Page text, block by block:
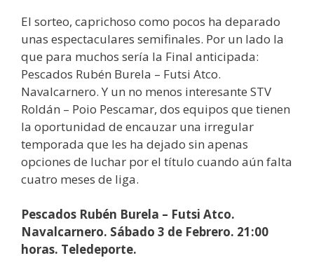
El sorteo, caprichoso como pocos ha deparado
unas espectaculares semifinales. Por un lado la
que para muchos sería la Final anticipada:
Pescados Rubén Burela – Futsi Atco.
Navalcarnero. Y un no menos interesante STV
Roldán – Poio Pescamar, dos equipos que tienen
la oportunidad de encauzar una irregular
temporada que les ha dejado sin apenas
opciones de luchar por el título cuando aún falta
cuatro meses de liga.
Pescados Rubén Burela – Futsi Atco.
Navalcarnero. Sábado 3 de Febrero. 21:00
horas. Teledeporte.